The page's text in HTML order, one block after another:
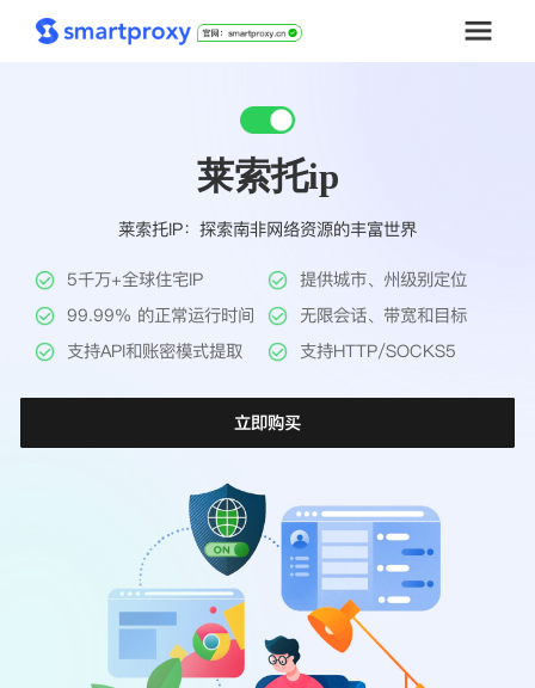
工具
帮助中心
莱索托ip
莱索托IP：探索南非网络资源的丰富世界
5千万+全球住宅IP
提供城市、州级别定位
99.99% 的正常运行时间
无限会话、带宽和目标
支持API和账密模式提取
支持HTTP/SOCKS5
立即购买